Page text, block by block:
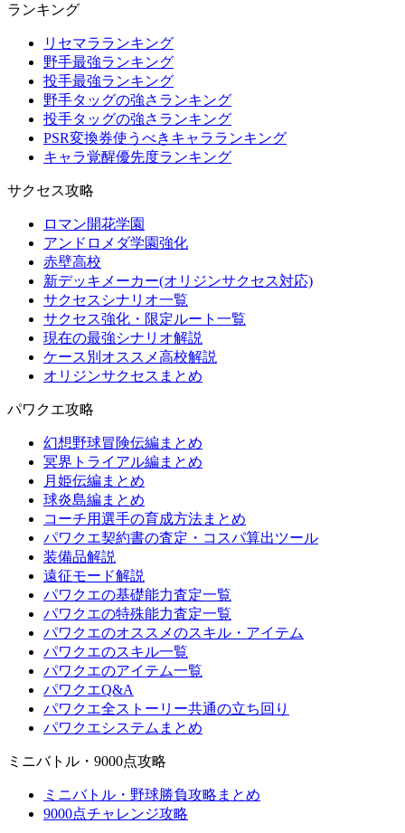
ランキング
リセマラランキング
野手最強ランキング
投手最強ランキング
野手タッグの強さランキング
投手タッグの強さランキング
PSR変換券使うべきキャラランキング
キャラ覚醒優先度ランキング
サクセス攻略
ロマン開花学園
アンドロメダ学園強化
赤壁高校
新デッキメーカー(オリジンサクセス対応)
サクセスシナリオ一覧
サクセス強化・限定ルート一覧
現在の最強シナリオ解説
ケース別オススメ高校解説
オリジンサクセスまとめ
パワクエ攻略
幻想野球冒険伝編まとめ
冥界トライアル編まとめ
月姫伝編まとめ
球炎島編まとめ
コーチ用選手の育成方法まとめ
パワクエ契約書の査定・コスパ算出ツール
装備品解説
遠征モード解説
パワクエの基礎能力査定一覧
パワクエの特殊能力査定一覧
パワクエのオススメのスキル・アイテム
パワクエのスキル一覧
パワクエのアイテム一覧
パワクエQ&A
パワクエ全ストーリー共通の立ち回り
パワクエシステムまとめ
ミニバトル・9000点攻略
ミニバトル・野球勝負攻略まとめ
9000点チャレンジ攻略